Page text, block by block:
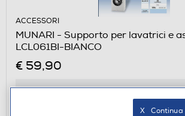
ACCESSORI
MUNARI - Supporto per lavatrici e
LCL061BI-BIANCO
€ 59,90
Acquisto online:disponibile
X